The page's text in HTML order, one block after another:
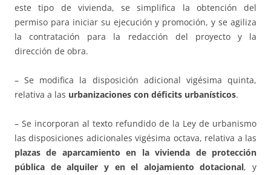
este tipo de vivienda, se simplifica la obtención del
permiso para iniciar su ejecución y promoción, y se agiliza
la contratación para la redacción del proyecto y la
dirección de obra.
– Se modifica la disposición adicional vigésima quinta,
relativa a las urbanizaciones con déficits urbanísticos.
– Se incorporan al texto refundido de la Ley de urbanismo
las disposiciones adicionales vigésima octava, relativa a las
plazas de aparcamiento en la vivienda de protección
pública de alquiler y en el alojamiento dotacional, y